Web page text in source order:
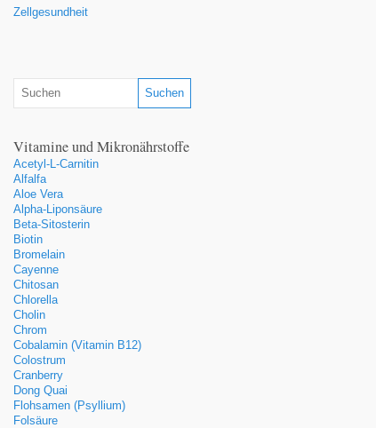
Zellgesundheit
Vitamine und Mikronährstoffe
Acetyl-L-Carnitin
Alfalfa
Aloe Vera
Alpha-Liponsäure
Beta-Sitosterin
Biotin
Bromelain
Cayenne
Chitosan
Chlorella
Cholin
Chrom
Cobalamin (Vitamin B12)
Colostrum
Cranberry
Dong Quai
Flohsamen (Psyllium)
Folsäure